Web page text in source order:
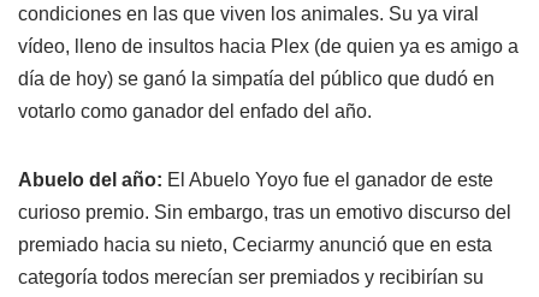
condiciones en las que viven los animales. Su ya viral
vídeo, lleno de insultos hacia Plex (de quien ya es amigo a
día de hoy) se ganó la simpatía del público que dudó en
votarlo como ganador del enfado del año.
Abuelo del año: El Abuelo Yoyo fue el ganador de este
curioso premio. Sin embargo, tras un emotivo discurso del
premiado hacia su nieto, Ceciarmy anunció que en esta
categoría todos merecían ser premiados y recibirían su